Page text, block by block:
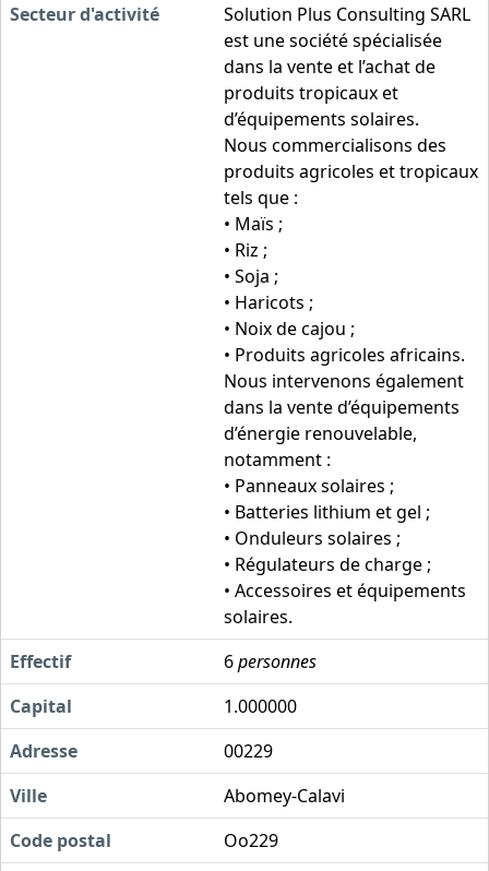
Secteur d'activité
Solution Plus Consulting SARL
est une société spécialisée
dans la vente et l’achat de
produits tropicaux et
d’équipements solaires.
Nous commercialisons des
produits agricoles et tropicaux
tels que :
• Maïs ;
• Riz ;
• Soja ;
• Haricots ;
• Noix de cajou ;
• Produits agricoles africains.
Nous intervenons également
dans la vente d’équipements
d’énergie renouvelable,
notamment :
• Panneaux solaires ;
• Batteries lithium et gel ;
• Onduleurs solaires ;
• Régulateurs de charge ;
• Accessoires et équipements
solaires.
Effectif
6personnes
Capital
1.000000
Adresse
00229
Ville
Abomey-Calavi
Code postal
Oo229